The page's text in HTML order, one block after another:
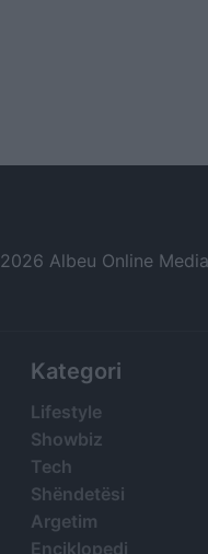
2026 Albeu Online
Kategori
Lifestyle
Showbiz
Tech
Shëndetësi
Argetim
Enciklopedi